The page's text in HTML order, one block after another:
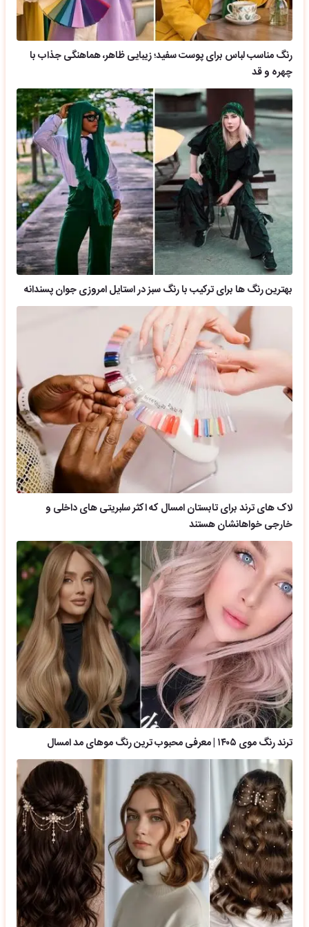
رنگ مناسب لباس برای پوست سفید؛ زیبایی ظاهر، هماهنگی جذاب با
چهره و قد
بهترین رنگ ها برای ترکیب با رنگ سبز در استایل امروزی جوان پسندانه
لاک های ترند برای تابستان امسال که اکثر سلبریتی های داخلی و
خارجی خواهانشان هستند
ترند رنگ موی ۱۴۰۵ | معرفی محبوب ترین رنگ موهای مد امسال